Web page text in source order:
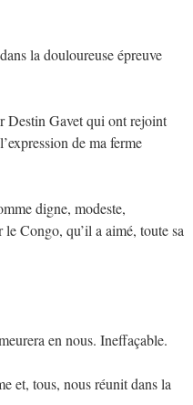
la douloureuse épreuve
Destin Gavet qui ont rejoint
de ma ferme
digne, modeste,
Congo, qu’il a aimé, toute sa
en nous. Ineffaçable.
et, tous, nous réunit dans la